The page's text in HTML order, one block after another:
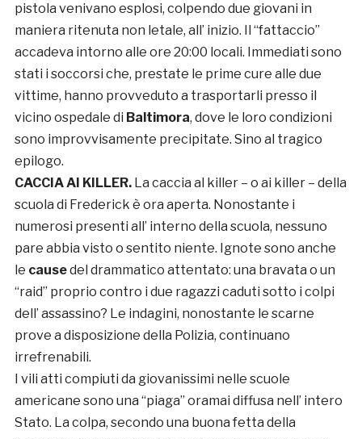
pistola venivano esplosi, colpendo due giovani in
maniera ritenuta non letale, all’ inizio. Il “fattaccio”
accadeva intorno alle ore 20:00 locali. Immediati sono
stati i soccorsi che, prestate le prime cure alle due
vittime, hanno provveduto a trasportarli presso il
vicino ospedale di Baltimora, dove le loro condizioni
sono improvvisamente precipitate. Sino al tragico
epilogo.
CACCIA AI KILLER.La caccia al killer – o ai killer – della
scuola di Frederick è ora aperta. Nonostante i
numerosi presenti all’ interno della scuola, nessuno
pare abbia visto o sentito niente. Ignote sono anche
le causedel drammatico attentato: una bravata o un
“raid” proprio contro i due ragazzi caduti sotto i colpi
dell’ assassino? Le indagini, nonostante le scarne
prove a disposizione della Polizia, continuano
irrefrenabili.
I vili atti compiuti da giovanissimi nelle scuole
americane sono una “piaga” oramai diffusa nell’ intero
Stato. La colpa, secondo una buona fetta della